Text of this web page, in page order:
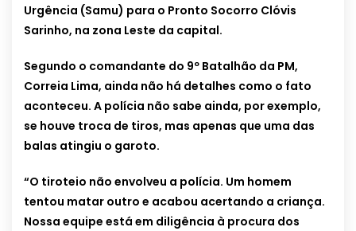
Urgência (Samu) para o Pronto Socorro Clóvis
Sarinho, na zona Leste da capital.
Segundo o comandante do 9º Batalhão da PM,
Correia Lima, ainda não há detalhes como o fato
aconteceu. A polícia não sabe ainda, por exemplo,
se houve troca de tiros, mas apenas que uma das
balas atingiu o garoto.
“O tiroteio não envolveu a polícia. Um homem
tentou matar outro e acabou acertando a criança.
Nossa equipe está em diligência à procura dos